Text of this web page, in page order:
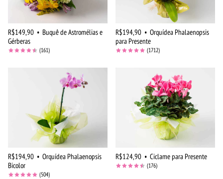
R$149,90 • Buquê de Astromélias e
Gérberas
(161)
R$194,90 • Orquídea Phalaenopsis
para Presente
(1712)
R$194,90 • Orquídea Phalaenopsis
Bicolor
(504)
R$124,90 • Ciclame para Presente
(176)